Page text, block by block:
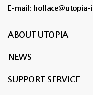
E-mail:
ABOUT UTOPIA
NEWS
SUPPORT SERVICE